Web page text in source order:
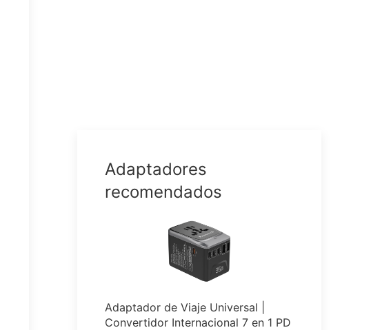
Adaptadores
recomendados
Adaptador de Viaje Universal |
Convertidor Internacional 7 en 1 PD